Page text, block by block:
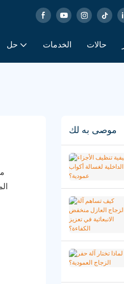
حل الخدمات حالات
موصى به لك